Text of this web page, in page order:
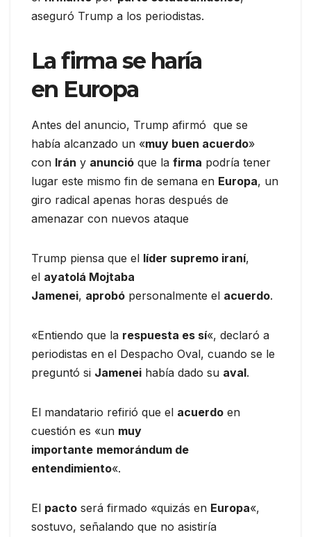
aseguró Trump a los periodistas.
Lafirma se haría
en Europa
Antes del anuncio, Trump afirmó que se
había alcanzado un «muy buen acuerdo»
con Irán y anunció que la firma podría tener
lugar este mismo fin de semana en Europa, un
giro radical apenas horas después de
amenazar con nuevos ataque
Trump piensa que el líder supremo iraní,
el ayatolá Mojtaba
Jamenei, aprobó personalmente el acuerdo.
«Entiendo que la respuesta es sí«, declaró a
periodistas en el Despacho Oval, cuando se le
preguntó si Jamenei había dado su aval.
El mandatario refirió que el acuerdo en
cuestión es «un muy
importante memorándum de
entendimiento«.
El pacto será firmado «quizás en Europa«,
sostuvo, señalando que no asistiría